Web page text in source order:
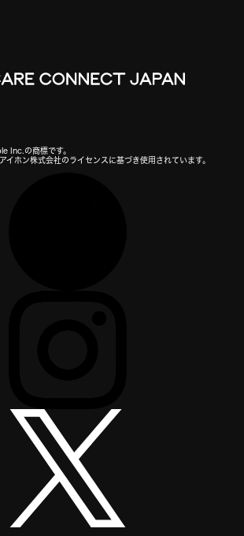
Inc.の商標です。
ホン株式会社のライセンスに基づき使用されています。